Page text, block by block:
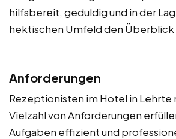
hilfsbereit, geduldig und in der
hektischen Umfeld den Überblick
Anforderungen
Rezeptionisten im Hotel in Lehrte
Vielzahl von Anforderungen
Aufgaben effizient und